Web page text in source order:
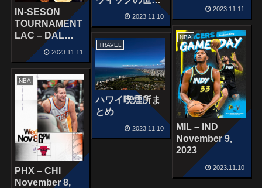
November 10,
2023.11.11
IN-SESON
TOURNAMENT
LAC – DAL
November 10,
2023
2023.11.11
2023.11.10
NBA
MIL – IND
November 9,
2023
2023.11.10
TRAVEL
ハワイ喫煙所ま
とめ
2023.11.10
NBA
PHX – CHI
November 8,